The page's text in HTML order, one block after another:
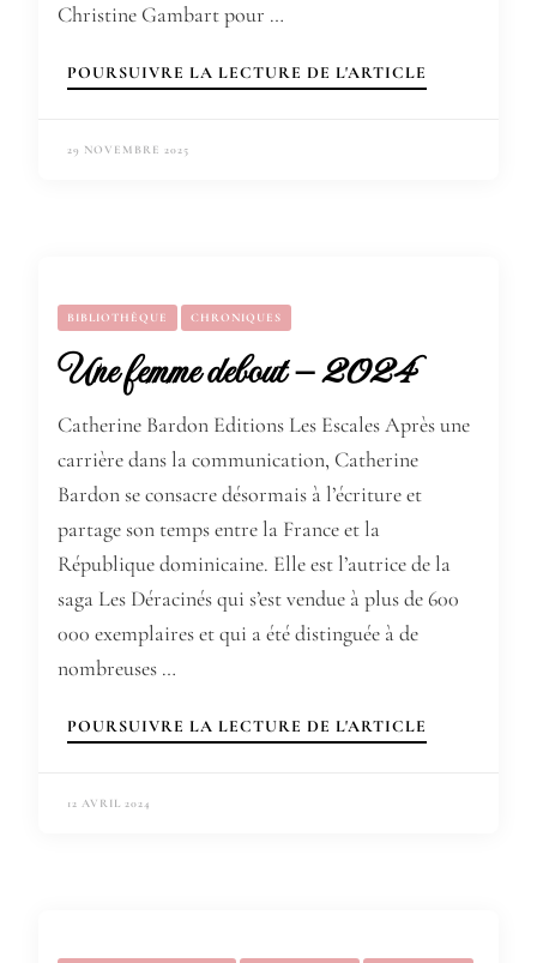
Christine Gambart pour …
POURSUIVRE LA LECTURE DE L'ARTICLE
29 NOVEMBRE 2025
BIBLIOTHÈQUE CHRONIQUES
Une femme debout – 2024
Catherine Bardon Editions Les Escales Après une
carrière dans la communication, Catherine
Bardon se consacre désormais à l’écriture et
partage son temps entre la France et la
République dominicaine. Elle est l’autrice de la
saga Les Déracinés qui s’est vendue à plus de 600
000 exemplaires et qui a été distinguée à de
nombreuses …
POURSUIVRE LA LECTURE DE L'ARTICLE
12 AVRIL 2024